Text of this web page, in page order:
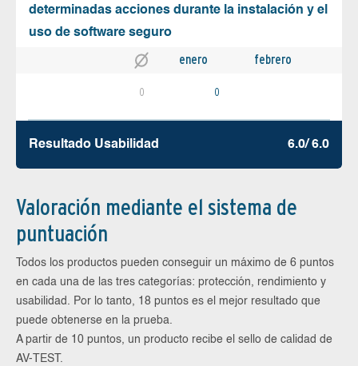
determinadas acciones durante la instalación y el
uso de software seguro
enero febrero
0 0
Resultado Usabilidad 6.0/ 6.0
Valoración mediante el sistema de
puntuación
Todos los productos pueden conseguir un máximo de 6 puntos
en cada una de las tres categorías: protección, rendimiento y
usabilidad. Por lo tanto, 18 puntos es el mejor resultado que
puede obtenerse en la prueba.
A partir de 10 puntos, un producto recibe el sello de calidad de
AV-TEST.